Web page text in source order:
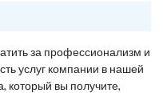
за профессионализм и
услуг компании в нашей
который вы получите,